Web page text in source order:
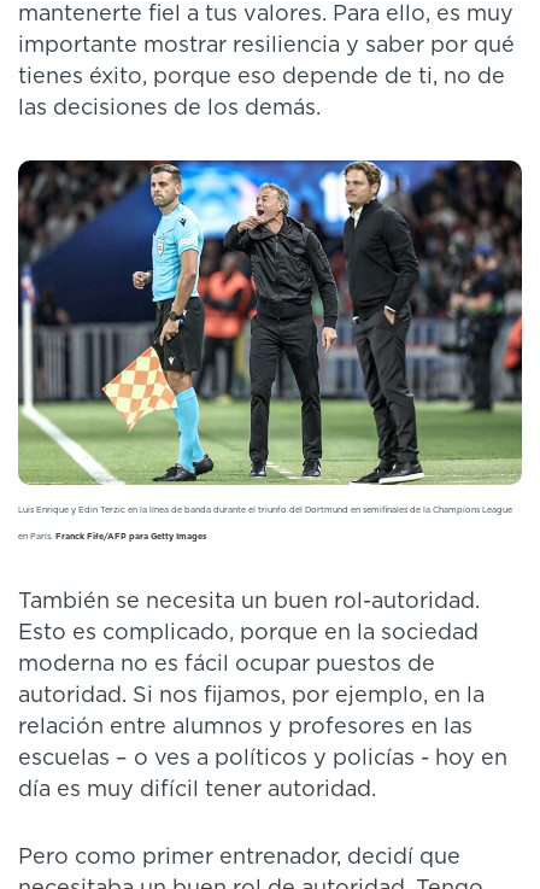
mantenerte fiel a tus valores. Para ello, es muy
importante mostrar resiliencia y saber por qué
tienes éxito, porque eso depende de ti, no de
las decisiones de los demás.
Luis Enrique y Edin Terzic en la línea de banda durante el triunfo del Dortmund en semifinales de la Champions League
en París. Franck Fife/AFP para Getty Images
También se necesita un buen rol-autoridad.
Esto es complicado, porque en la sociedad
moderna no es fácil ocupar puestos de
autoridad. Si nos fijamos, por ejemplo, en la
relación entre alumnos y profesores en las
escuelas – o ves a políticos y policías - hoy en
día es muy difícil tener autoridad.
Pero como primer entrenador, decidí que